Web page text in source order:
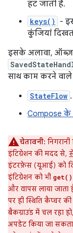
हट जाती है.
keys() -
कुंजियां
इसके अलावा,
साथ काम करने वाले
StateFlow .
Compose के
चेतावनी:
इंटिग्रेशन की मदद से,
इंटरफ़ेस (यूआई) को
इंटिग्रेशन को भी get()
और वापस लाया
पर ही स्थिति कैप्चर
बैकग्राउंड में चल रहा
अपडेट किया जा